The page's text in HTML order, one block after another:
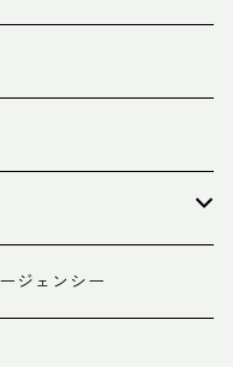
ジェンシー